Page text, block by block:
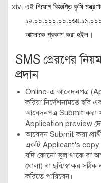
এই নিয়োগ বিজ্ঞপ্তি কৃষি
আলোকে প্রকাশ করা হইল।
SMS প্রেরণের
প্রদান
Online-এ আবেদনপত্র
করিয়া নির্দেশনামতে
আবেদনপত্র Submit করা
Application preview
আবেদন Submit করা
একটি Applicant’s
যদি কোনো ভুল থাকে বা
ঘোলা) বা ছবি/স্বাক্ষর
করিতে পারিবেন।